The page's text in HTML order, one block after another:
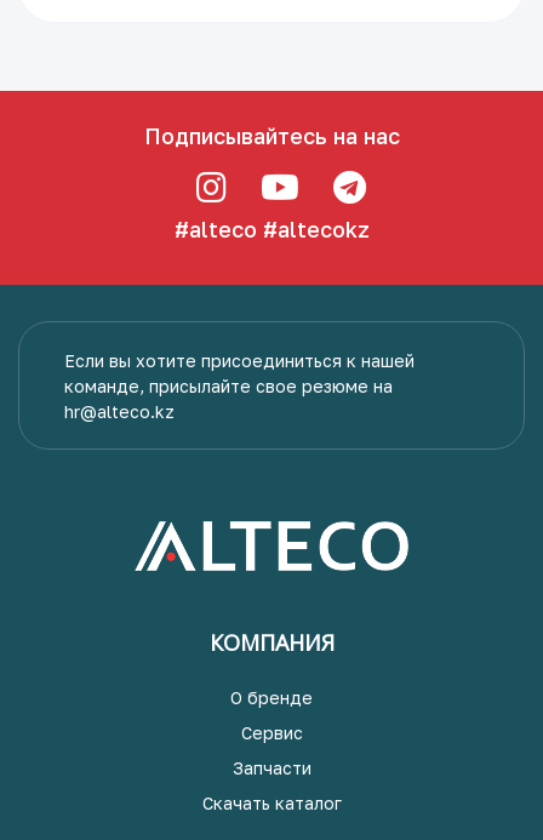
Подписывайтесь на нас
#alteco #altecokz
Если вы хотите присоединиться к нашей
команде, присылайте свое резюме на
hr@alteco.kz
КОМПАНИЯ
О бренде
Сервис
Запчасти
Скачать каталог